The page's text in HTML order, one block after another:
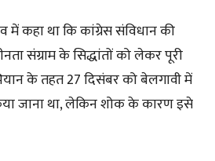
में कहा था कि कांग्रेस संविधान की
संग्राम के सिद्धांतों को लेकर पूरी
के तहत 27 दिसंबर को बेलगावी में
जाना था, लेकिन शोक के कारण इसे